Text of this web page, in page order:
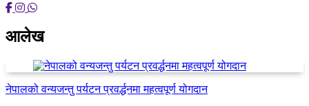
आलेख
नेपालको वन्यजन्तु पर्यटन प्रवर्द्धनमा महत्वपूर्ण योगदान